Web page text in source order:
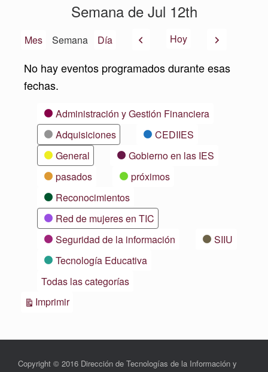
Semana de Jul 12th
Mes Semana Día AnteriorHoy Siguiente
No hay eventos programados durante esas
fechas.
CategoríasAdministración y Gestión Financiera
Adquisiciones
CEDIIES
General
Gobierno en las IES
pasados
próximos
Reconocimientos
Red de mujeres en TIC
Seguridad de la información
SIIU
Tecnología Educativa
Todas las categorías
ImprimirVistas
Copyright © 2016 Dirección de Tecnologías de la Información y